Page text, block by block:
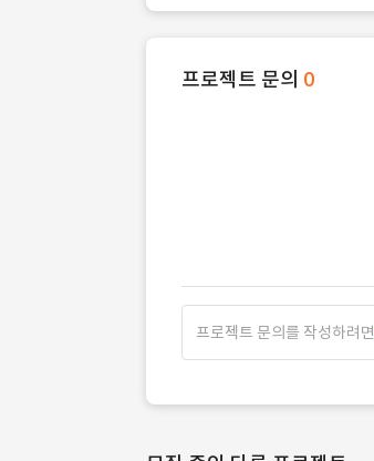
프로젝트 문의 0
프로젝트 문의를 작성하려면